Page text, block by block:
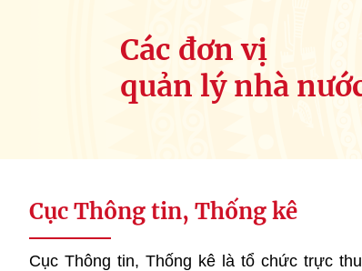
Các đơn vị
quản lý nhà
Cục Thông tin, Thống kê
Cục Thông tin, Thống kê là tổ chức trực